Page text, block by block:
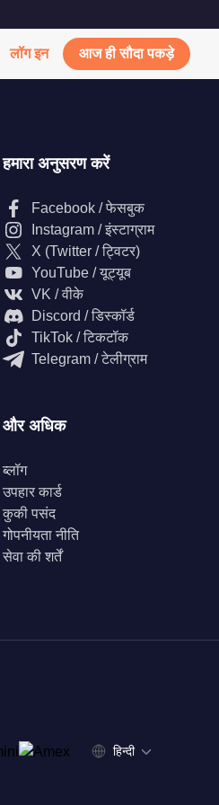
लॉग इन आज ही सौदा पकड़े
हमारा अनुसरण करें
Facebook / फेसबुक
Instagram / इंस्टाग्राम
X (Twitter / ट्विटर)
YouTube / यूट्यूब
VK / वीके
Discord / डिस्कॉर्ड
TikTok / टिकटॉक
Telegram / टेलीग्राम
और अधिक
ब्लॉग
उपहार कार्ड
कुकी पसंद
गोपनीयता नीति
सेवा की शर्तें
हिन्दी